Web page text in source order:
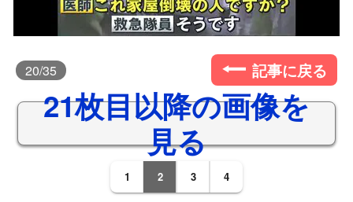
20/35 記事に戻る
21枚目以降の画像を
見る
1 2 3 4